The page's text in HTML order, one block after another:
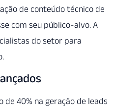
de conteúdo técnico de
com seu público-alvo. A
do setor para
40% na geração de leads